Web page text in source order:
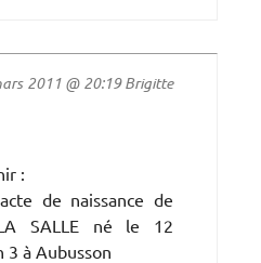
2011 @ 20:19 Brigitte
:
de naissance de
SALLE né le 12
3 à Aubusson